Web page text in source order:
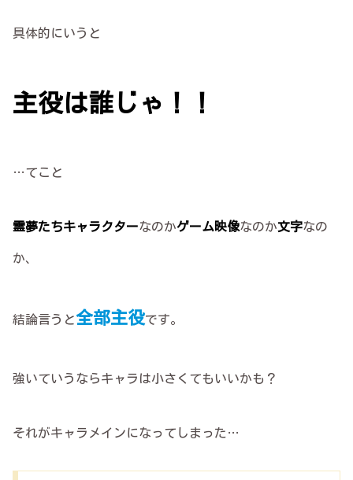
具体的にいうと
主役は誰じゃ！！
…てこと
霊夢たちキャラクターなのかゲーム映像なのか文字なの
か、
結論言うと全部主役です。
強いていうならキャラは小さくてもいいかも？
それがキャラメインになってしまった…